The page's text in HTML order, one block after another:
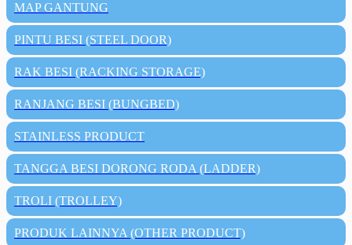
MAP GANTUNG
PINTU BESI (STEEL DOOR)
RAK BESI (RACKING STORAGE)
RANJANG BESI (BUNGBED)
STAINLESS PRODUCT
TANGGA BESI DORONG RODA (LADDER)
TROLI (TROLLEY)
PRODUK LAINNYA (OTHER PRODUCT)